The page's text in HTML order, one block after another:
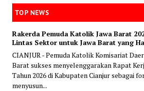
TOP NEWS
Rakerda Pemuda Katolik Jawa Barat
Lintas Sektor untuk Jawa Barat yang
CIANJUR - Pemuda Katolik Komisariat
Barat sukses menyelenggarakan Rapat
Tahun 2026 di Kabupaten Cianjur sebagai
menyusun...